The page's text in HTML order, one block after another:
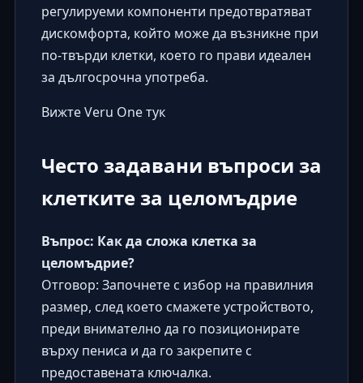
регулируеми компоненти предотвратяват
дискомфорта, който може да възникне при
по-твърди клетки, което го прави идеален
за дългосрочна употреба.
Вижте Veru One тук
Често задавани въпроси за
клетките за целомъдрие
Въпрос: Как да сложа клетка за
целомъдрие?
Отговор: Започнете с избор на правилния
размер, след което смажете устройството,
преди внимателно да го позиционирате
върху пениса и да го закрепите с
предоставената ключалка.